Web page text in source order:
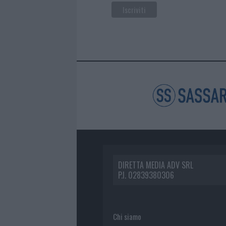
DIRETTA MEDIA ADV SRL
P.I. 02839380306
Chi siamo